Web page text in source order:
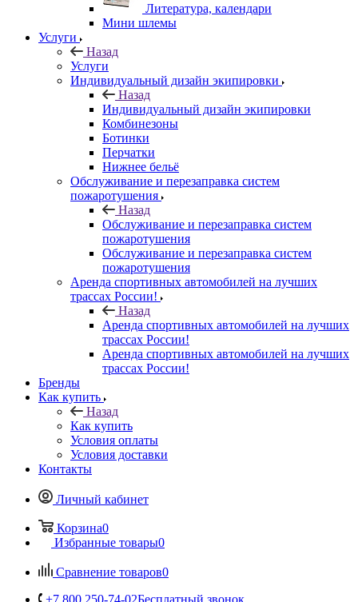
Литература, календари
Мини шлемы
Услуги
Назад
Услуги
Индивидуальный дизайн экипировки
Назад
Индивидуальный дизайн экипировки
Комбинезоны
Ботинки
Перчатки
Нижнее бельё
Обслуживание и перезаправка систем
пожаротушения
Назад
Обслуживание и перезаправка систем
пожаротушения
Обслуживание и перезаправка систем
пожаротушения
Аренда спортивных автомобилей на лучших
трассах России!
Назад
Аренда спортивных автомобилей на лучших
трассах России!
Аренда спортивных автомобилей на лучших
трассах России!
Бренды
Как купить
Назад
Как купить
Условия оплаты
Условия доставки
Контакты
Личный кабинет
Корзина0
Избранные товары0
Сравнение товаров0
+7 800 250-74-02Бесплатный звонок